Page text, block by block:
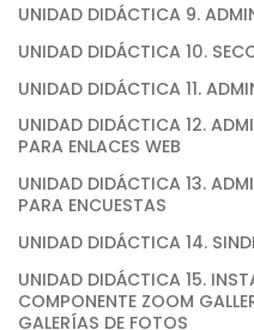
UNIDAD DIDÁCTICA 9.
UNIDAD DIDÁCTICA 10.
UNIDAD DIDÁCTICA 11.
UNIDAD DIDÁCTICA 12.
PARA ENLACES WEB
UNIDAD DIDÁCTICA 13.
PARA ENCUESTAS
UNIDAD DIDÁCTICA 14.
UNIDAD DIDÁCTICA 15.
COMPONENTE ZOOM
GALERÍAS DE FOTOS